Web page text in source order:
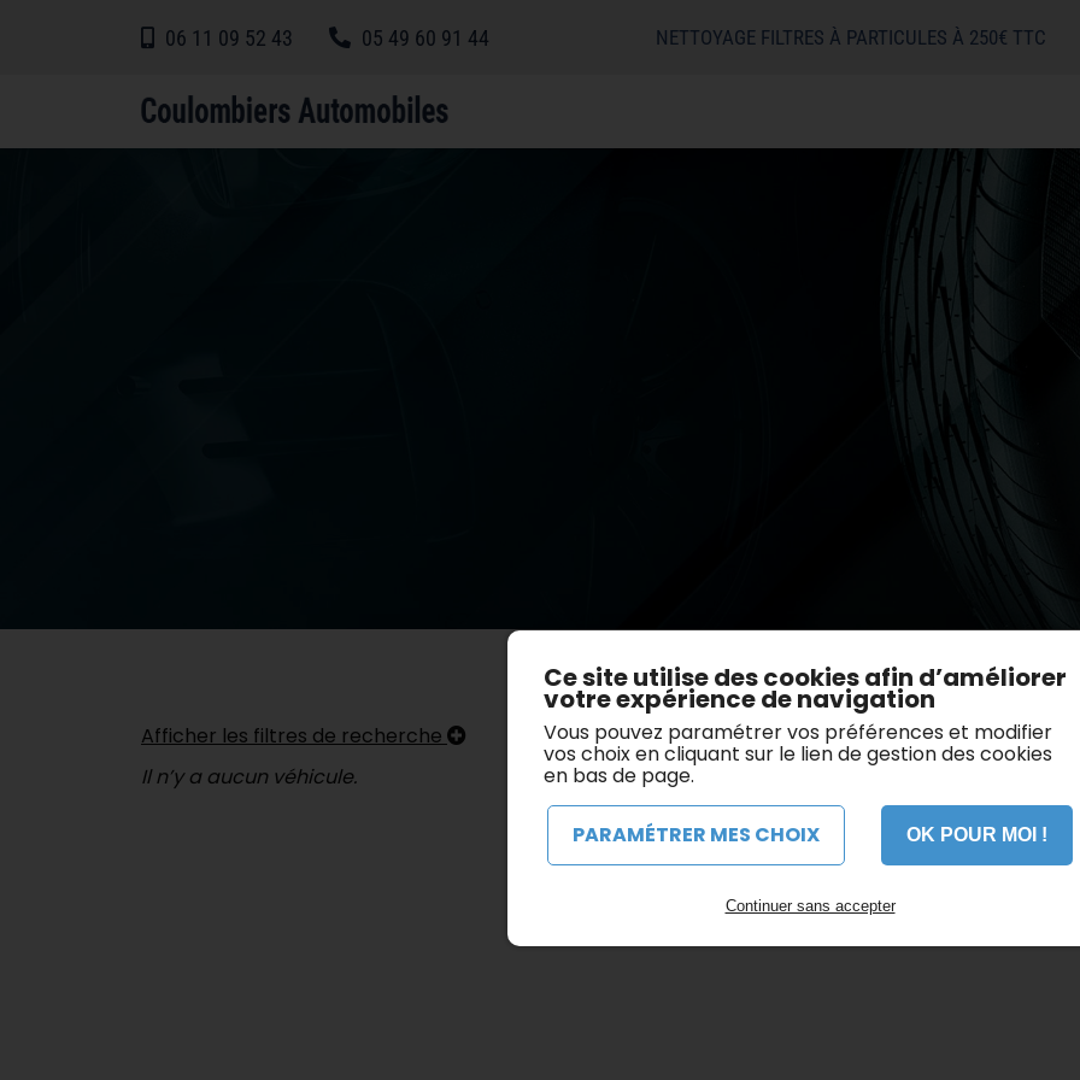
06 11 09 52 43 05 49 60 91 44 NETTOYAGE FILTRES À PARTICULES À 250€ TTC
206
Afficher les filtres de recherche
Il n’y a aucun véhicule.
Ce site utilise des cookies afin d’améliorer
votre expérience de navigation
Vous pouvez paramétrer vos préférences et modifier
vos choix en cliquant sur le lien de gestion des cookies
en bas de page.
PARAMÉTRER MES CHOIX OK POUR MOI !
Continuer sans accepter